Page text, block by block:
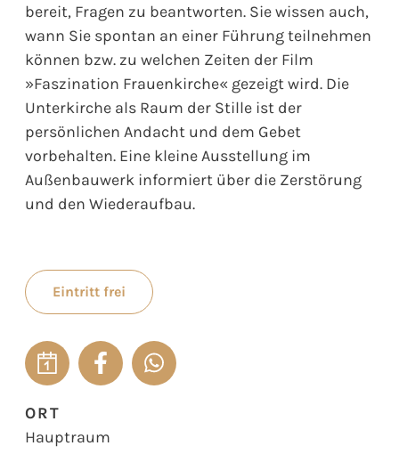
bereit, Fragen zu beantworten. Sie wissen auch,
wann Sie spontan an einer Führung teilnehmen
können bzw. zu welchen Zeiten der Film
»Faszination Frauenkirche« gezeigt wird. Die
Unterkirche als Raum der Stille ist der
persönlichen Andacht und dem Gebet
vorbehalten. Eine kleine Ausstellung im
Außenbauwerk informiert über die Zerstörung
und den Wiederaufbau.
Eintritt frei
ORT
Hauptraum